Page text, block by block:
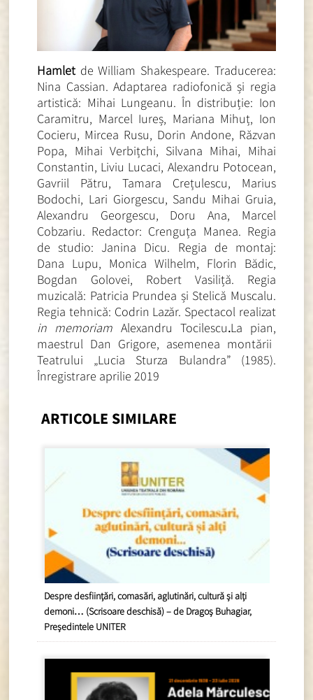
Hamletde William Shakespeare. Traducerea:
Nina Cassian. Adaptarea radiofonică și regia
artistică: Mihai Lungeanu. În distribuție: Ion
Caramitru, Marcel Iureș, Mariana Mihuț, Ion
Cocieru, Mircea Rusu, Dorin Andone, Răzvan
Popa, Mihai Verbițchi, Silvana Mihai, Mihai
Constantin, Liviu Lucaci, Alexandru Potocean,
Gavriil Pătru, Tamara Crețulescu, Marius
Bodochi, Lari Giorgescu, Sandu Mihai Gruia,
Alexandru Georgescu, Doru Ana, Marcel
Cobzariu. Redactor: Crenguța Manea. Regia
de studio: Janina Dicu. Regia de montaj:
Dana Lupu, Monica Wilhelm, Florin Bădic,
Bogdan Golovei, Robert Vasiliță. Regia
muzicală: Patricia Prundea și Stelică Muscalu.
Regia tehnică: Codrin Lazăr. Spectacol realizat
in memoriam Alexandru Tocilescu.La pian,
maestrul Dan Grigore, asemenea montării
Teatrului „Lucia Sturza Bulandra” (1985).
Înregistrare aprilie 2019
ARTICOLE SIMILARE
Despre desființări, comasări, aglutinări, cultură și alți
demoni… (Scrisoare deschisă) – de Dragoș Buhagiar,
Președintele UNITER